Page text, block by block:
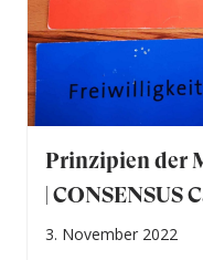
Prinzipien der
| CONSENSUS
3. November 2022